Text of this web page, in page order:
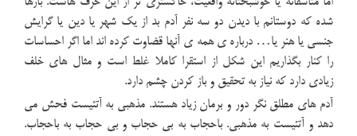
شده که دوستانم با دیدن دو سه نفر آدم بد از یک شهر یا دین یا گرایش
جنسی یا هنر یا… درباره ی همه ی آنها قضاوت کرده اند اما اگر احساسات
را کنار بگذاریم این شکل از استقرا کاملا غلط است و مثال های خلف
زیادی دارد که نیاز به تحقیق و باز کردن چشم دارد.
آدم های مطلق نگر دور و برمان زیاد هستند. مذهبی به آتئیست فحش می
دهد و آتئیست به مذهبی. باحجاب به بی حجاب و بی حجاب به باحجاب.